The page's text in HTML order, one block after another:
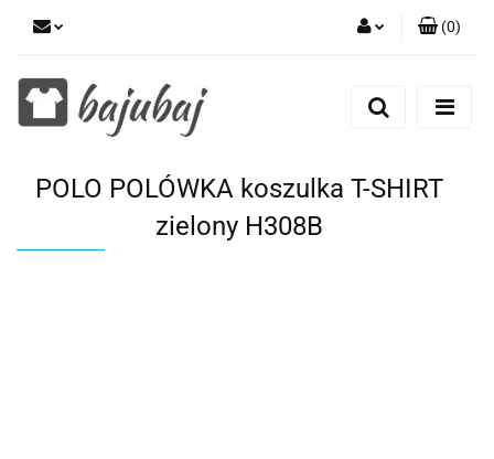
Zarejestruj się
Zgody cookies
(0)
POLO POLÓWKA koszulka T-SHIRT
zielony H308B